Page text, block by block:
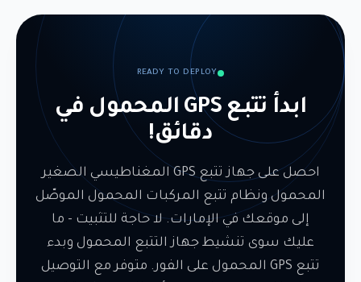
أجهزة التتبع المتصلة بالأسلاك تتبعًا مستمرًا في
الوقت الفعلي بدون مخاوف من البطارية. جهاز
تتبع GPS المغناطيسي الصغير المحمول هو
الخيار الأفضل لاحتياجات تتبع GPS المحمول.
يعمل جهاز التتبع المحمول بشكل مثالي لتتبع
المركبات المحمولة وسيارات الإيجار وإدارة
الأسطول ومراقبة المركبات المؤقتة في دبي وأبو
ظبي والشارقة وجميع إمارات الإمارات. يتضمن
جهاز التتبع المحمول بطاقة SIM وتطبيق الهاتف
المحمول وسياج جغرافي غير محدود ودعم على
مدار الساعة طوال أيام الأسبوع - مما يجعله حل
تتبع GPS محمول كامل.
READY TO DEPLOY
ابدأ تتبع GPS المحمول في
دقائق!
احصل على جهاز تتبع GPS المغناطيسي الصغير
المحمول ونظام تتبع المركبات المحمول الموصّل
إلى موقعك في الإمارات. لا حاجة للتثبيت - ما
عليك سوى تنشيط جهاز التتبع المحمول وبدء
تتبع GPS المحمول على الفور. متوفر مع التوصيل